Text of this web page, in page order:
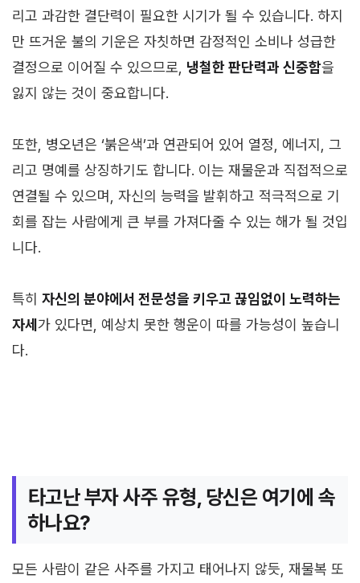
리고 과감한 결단력이 필요한 시기가 될 수 있습니다. 하지
만 뜨거운 불의 기운은 자칫하면 감정적인 소비나 성급한
결정으로 이어질 수 있으므로, 냉철한 판단력과 신중함을
잃지 않는 것이 중요합니다.
또한, 병오년은 ‘붉은색’과 연관되어 있어 열정, 에너지, 그
리고 명예를 상징하기도 합니다. 이는 재물운과 직접적으로
연결될 수 있으며, 자신의 능력을 발휘하고 적극적으로 기
회를 잡는 사람에게 큰 부를 가져다줄 수 있는 해가 될 것입
니다.
특히 자신의 분야에서 전문성을 키우고 끊임없이 노력하는
자세가 있다면, 예상치 못한 행운이 따를 가능성이 높습니
다.
타고난 부자 사주 유형, 당신은 여기에 속
하나요?
모든 사람이 같은 사주를 가지고 태어나지 않듯, 재물복 또